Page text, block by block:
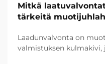
Mitkä
tärkeitä
Laadunvalvonta on
valmistuksen kulmakivi,